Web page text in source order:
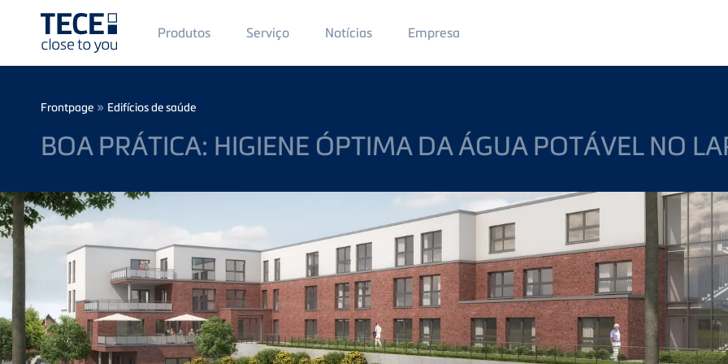
Main
Menü
1
Produtos Serviço Notícias Main
Menu
2
Empresa
Breadcrumb
Frontpage » Edifícios de saúde
BOA PRÁTICA: HIGIENE ÓPTIMA DA ÁGUA POTÁVEL NO